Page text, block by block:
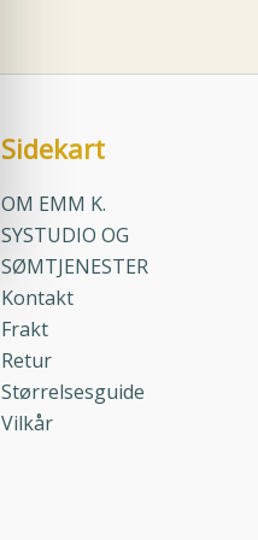
Sidekart
OM EMM K.
SYSTUDIO OG
SØMTJENESTER
Kontakt
Frakt
Retur
Størrelsesguide
Vilkår